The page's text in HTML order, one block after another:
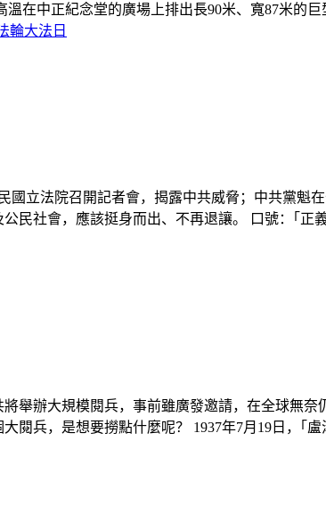
在中正紀念堂的廣場上排出長90米、寬87米的
輪大法日
國立法院召開記者會，揭露中共威脅；中共黨
民社會，應該挺身而出、不再退讓。 口號：｢正
將舉辦大規模閱兵，事前雖廣發邀請，在全球無
閱兵，是想要撈點什麼呢？ 1937年7月19日，｢